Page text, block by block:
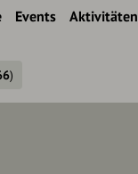
Events Aktivitäten
)